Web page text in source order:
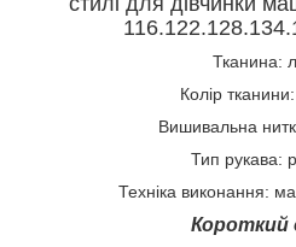
Тканина:
Колір
Вишивальна
Тип рукава:
Техніка виконання:
Короткий